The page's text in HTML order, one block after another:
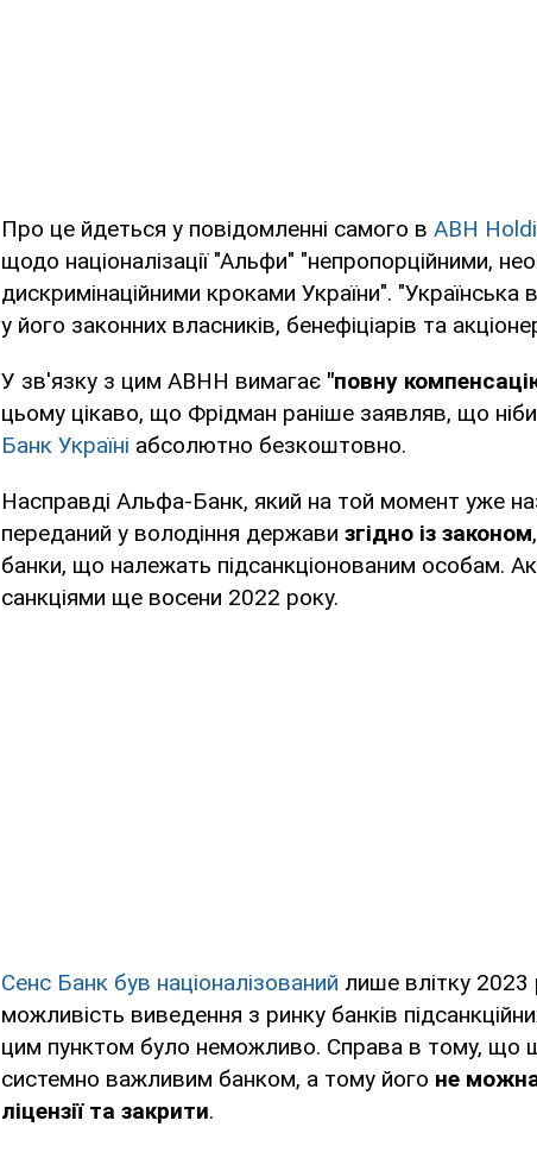
Про це йдеться у повідомленні самого в ABH
щодо націоналізації "Альфи" "непропорційними,
дискримінаційними кроками України". "Українська
у його законних власників, бенефіціарів та
У зв'язку з цим АВНН вимагає "повну
цьому цікаво, що Фрідман раніше заявляв, що
Банк Україні абсолютно безкоштовно.
Насправді Альфа-Банк, який на той момент уже
переданий у володіння держави згідно із законом
банки, що належать підсанкціонованим особам.
санкціями ще восени 2022 року.
Сенс Банк був націоналізований лише влітку 2023
можливість виведення з ринку банків
цим пунктом було неможливо. Справа в тому, що
системно важливим банком, а тому його не
ліцензії та закрити.